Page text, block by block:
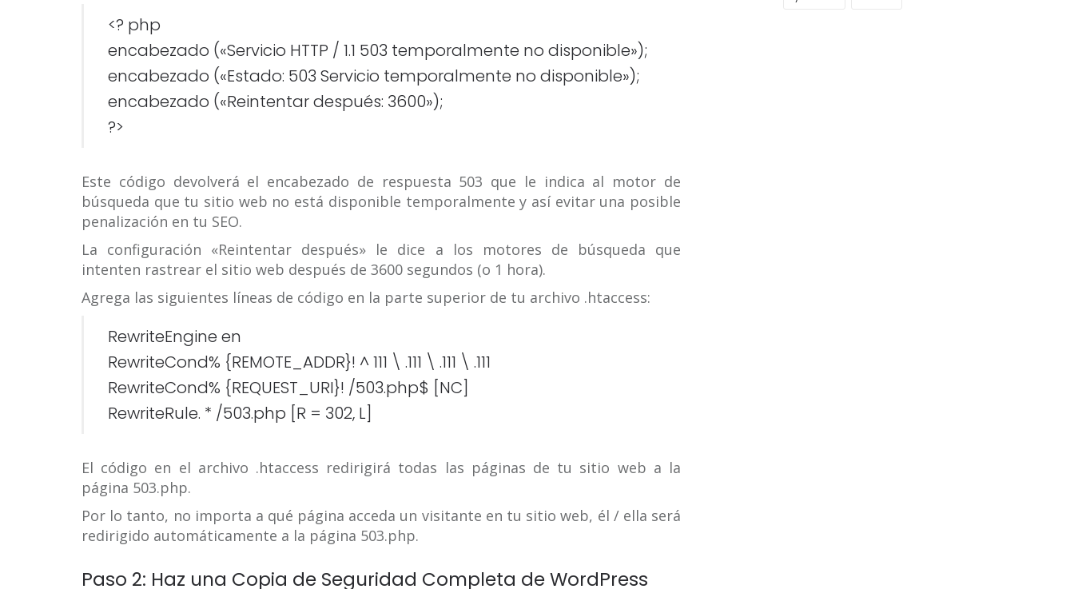
<? php
encabezado («Servicio HTTP / 1.1 503 temporalmente no disponible»);
encabezado («Estado: 503 Servicio temporalmente no disponible»);
encabezado («Reintentar después: 3600»);
?>
Este código devolverá el encabezado de respuesta 503 que le indica al motor de
búsqueda que tu sitio web no está disponible temporalmente y así evitar una posible
penalización en tu SEO.
La configuración «Reintentar después» le dice a los motores de búsqueda que
intenten rastrear el sitio web después de 3600 segundos (o 1 hora).
Agrega las siguientes líneas de código en la parte superior de tu archivo .htaccess:
RewriteEngine en
RewriteCond% {REMOTE_ADDR}! ^ 111 \ .111 \ .111 \ .111
RewriteCond% {REQUEST_URI}! /503.php$ [NC]
RewriteRule. * /503.php [R = 302, L]
El código en el archivo .htaccess redirigirá todas las páginas de tu sitio web a la
página 503.php.
Por lo tanto, no importa a qué página acceda un visitante en tu sitio web, él / ella será
redirigido automáticamente a la página 503.php.
Paso 2: Haz una Copia de Seguridad Completa de WordPress